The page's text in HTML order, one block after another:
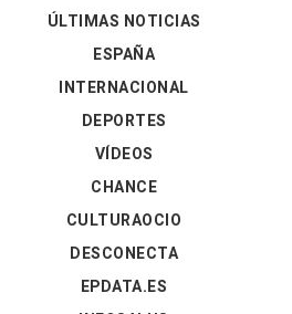
ÚLTIMAS NOTICIAS
ESPAÑA
INTERNACIONAL
DEPORTES
VÍDEOS
CHANCE
CULTURAOCIO
DESCONECTA
EPDATA.ES